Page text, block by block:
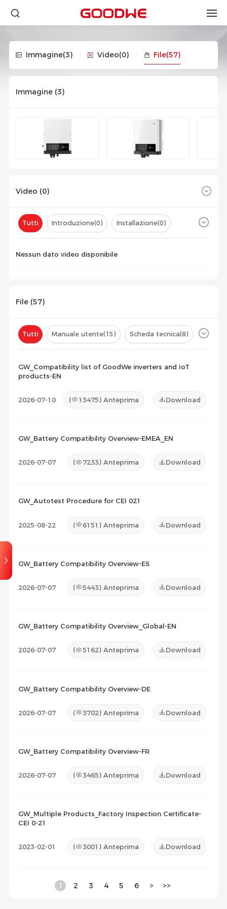
Immagine(3) Video(0) File(57)
Immagine (3)
Video (0)
Tutti Introduzione(0) Installazione(0)
Nessun dato video disponibile
File (57)
Tutti Manuale utente(15) Scheda tecnica(8)
Documento di manutenzione
GW_Compatibility list of GoodWe inverters and IoT
products-EN
2026-07-10 ( 13475) Anteprima Download
GW_Battery Compatibility Overview-EMEA_EN
2026-07-07 ( 7233) Anteprima Download
GW_Autotest Procedure for CEI 021
2025-08-22 ( 6151 ) Anteprima Download
GW_Battery Compatibility Overview-ES
2026-07-07 ( 5443) Anteprima Download
GW_Battery Compatibility Overview_Global-EN
2026-07-07 ( 5162) Anteprima Download
GW_Battery Compatibility Overview-DE
2026-07-07 ( 3702) Anteprima Download
GW_Battery Compatibility Overview-FR
2026-07-07 ( 3465) Anteprima Download
GW_Multiple Products_Factory Inspection Certificate-
CEI 0-21
2023-02-01 ( 3001 ) Anteprima Download
1 2 3 4 5 6 > >>